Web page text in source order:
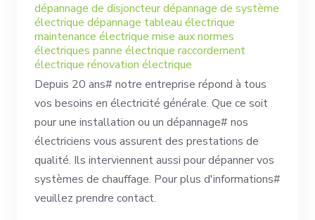
dépannage de disjoncteur dépannage de système
électrique dépannage tableau électrique
maintenance électrique mise aux normes
électriques panne électrique raccordement
électrique rénovation électrique
Depuis 20 ans# notre entreprise répond à tous
vos besoins en électricité générale. Que ce soit
pour une installation ou un dépannage# nos
électriciens vous assurent des prestations de
qualité. Ils interviennent aussi pour dépanner vos
systèmes de chauffage. Pour plus d'informations#
veuillez prendre contact.